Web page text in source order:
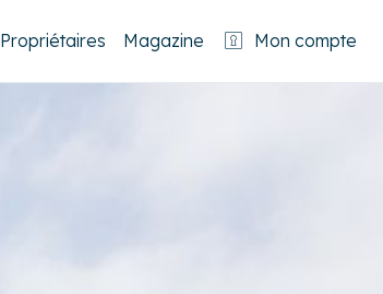
Propriétaires Magazine Mon compte